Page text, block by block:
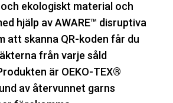
ekologiskt material och
hjälp av AWARE™ disruptiva
att skanna QR-koden får du
från varje såld
är OEKO-TEX®
av återvunnet garns